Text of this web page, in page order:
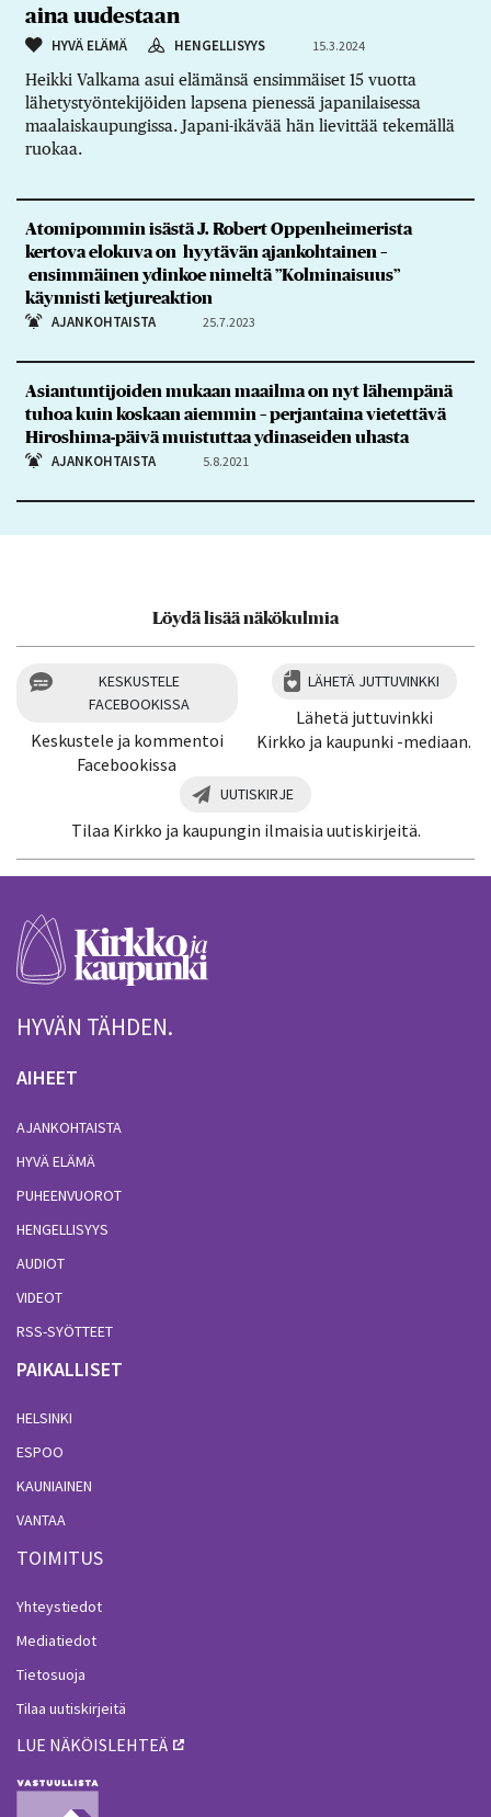
aina uudestaan
HYVÄ ELÄMÄ HENGELLISYYS 15.3.2024
Heikki Valkama asui elämänsä ensimmäiset 15 vuotta
lähetystyöntekijöiden lapsena pienessä japanilaisessa
maalaiskaupungissa. Japani-ikävää hän lievittää tekemällä
ruokaa.
Atomipommin isästä J. Robert Oppenheimerista
kertova elokuva on hyytävän ajankohtainen –
ensimmäinen ydinkoe nimeltä ”Kolminaisuus”
käynnisti ketjureaktion
AJANKOHTAISTA 25.7.2023
Asiantuntijoiden mukaan maailma on nyt lähempänä
tuhoa kuin koskaan aiemmin – perjantaina vietettävä
Hiroshima-päivä muistuttaa ydinaseiden uhasta
AJANKOHTAISTA 5.8.2021
Löydä lisää näkökulmia
KESKUSTELE
FACEBOOKISSA
Keskustele ja kommentoi
Facebookissa
LÄHETÄ JUTTUVINKKI
Lähetä juttuvinkki
Kirkko ja kaupunki -mediaan.
UUTISKIRJE
Tilaa Kirkko ja kaupungin ilmaisia uutiskirjeitä.
HYVÄN TÄHDEN.
AIHEET
AJANKOHTAISTA
HYVÄ ELÄMÄ
PUHEENVUOROT
HENGELLISYYS
AUDIOT
VIDEOT
RSS-SYÖTTEET
PAIKALLISET
HELSINKI
ESPOO
KAUNIAINEN
VANTAA
TOIMITUS
Yhteystiedot
Mediatiedot
Tietosuoja
Tilaa uutiskirjeitä
LUE NÄKÖISLEHTEÄ